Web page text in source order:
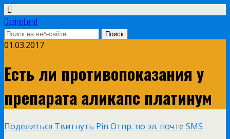
CazinoLend
01.03.2017
Есть ли противопоказания у
препарата аликапс платинум
Поделиться Твитнуть Pin Отпр. по эл. почте SMS